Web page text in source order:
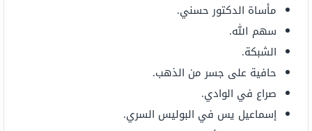
مأساة الدكتور حسني.
سهم الله.
الشبكة.
حافية على جسر من الذهب.
صراع في الوادي.
إسماعيل يس في البوليس السري.